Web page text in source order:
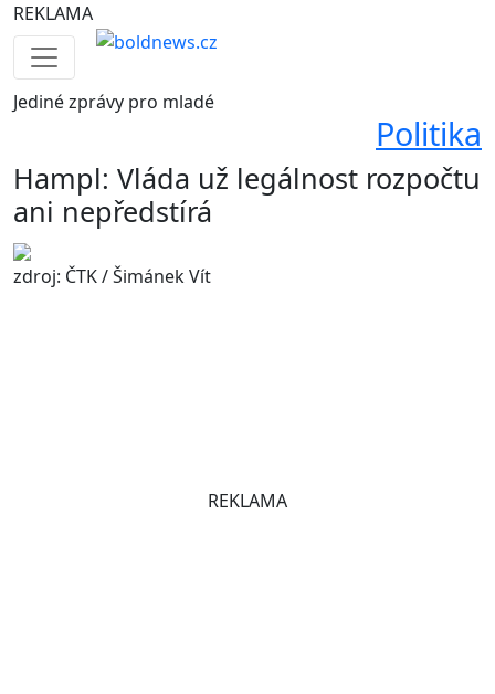
REKLAMA
Jedinézprávy pro mladé
Politika
Hampl: Vláda už legálnost rozpočtu
ani nepředstírá
zdroj: ČTK / Šimánek Vít
REKLAMA